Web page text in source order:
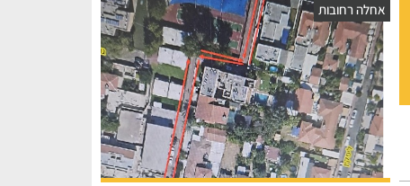
אחלה רחובות